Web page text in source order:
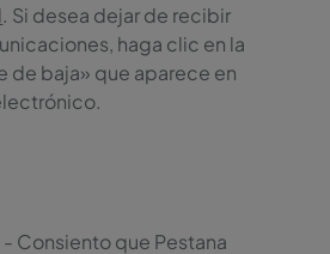
. Si desea dejar de recibir
haga clic en la
de baja» que aparece en
Consiento que Pestana